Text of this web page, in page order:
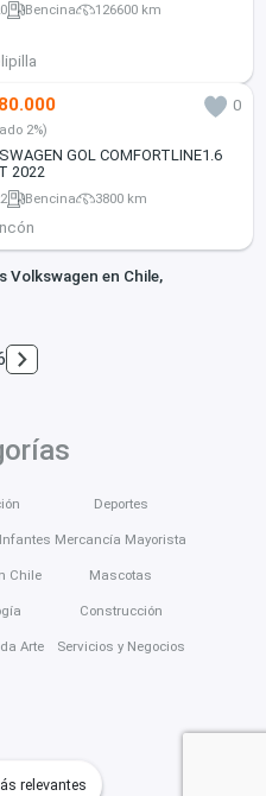
relevantes
Bencina 126600 km
0
2%)
GOL COMFORTLINE1.6
2022
Bencina 3800 km
Volkswagen en Chile,
Chile
Arte
Deportes
Mercancía Mayorista
Mascotas
Construcción
Servicios y Negocios